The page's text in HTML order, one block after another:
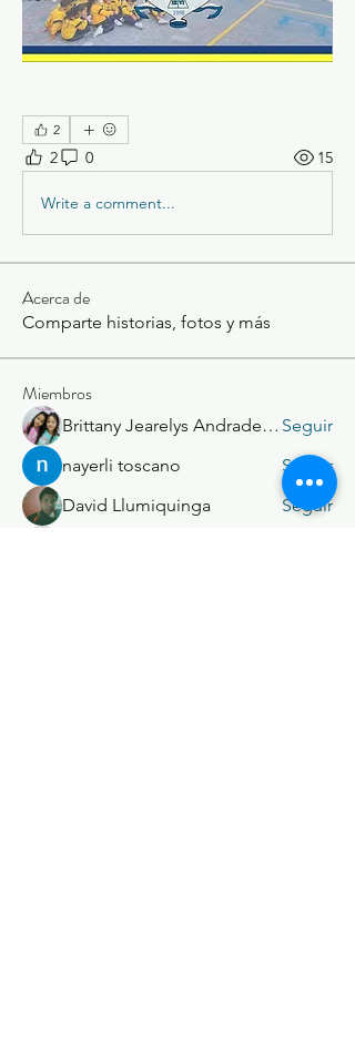
2
2 0 15
Write a comment...
Acerca de
Comparte historias, fotos y más
Miembros
Brittany Jearelys Andrade Alvarez Seguir
nayerli toscano
Seguir
David Llumiquinga
Seguir